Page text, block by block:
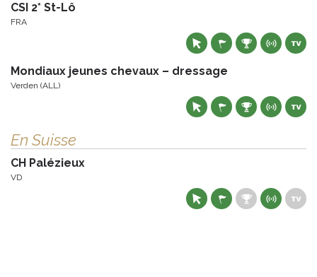
CSI 2* St-Lô
FRA
Mondiaux jeunes chevaux – dressage
Verden (ALL)
En Suisse
CH Palézieux
VD